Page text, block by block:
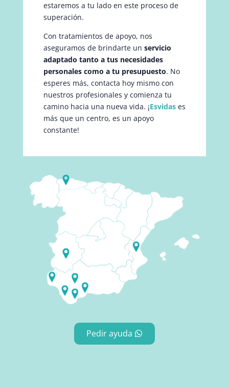
estaremos a tu lado en este proceso de
superación.
Con tratamientos de apoyo, nos
aseguramos de brindarte un servicio
adaptado tanto a tus necesidades
personales como a tu presupuesto. No
esperes más, contacta hoy mismo con
nuestros profesionales y comienza tu
camino hacia una nueva vida. ¡Esvidas es
más que un centro, es un apoyo
constante!
Pedir ayuda